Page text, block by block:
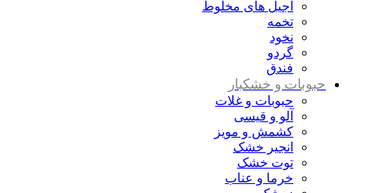
آجیل های مخلوط
تخمه
نخود
گردو
فندق
حبوبات و خشکبار
حبوبات و غلات
آلو و قیسی
کشمش و مویز
انجیر خشک
توت خشک
خرما و عناب